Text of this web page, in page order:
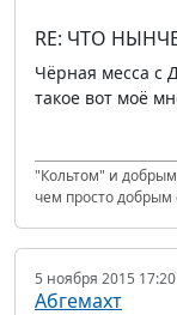
RE: ЧТО
Чёрная месса с
такое вот моё
"Кольтом" и
чем просто добрым
5 ноября 2015 17:20
Абгемахт